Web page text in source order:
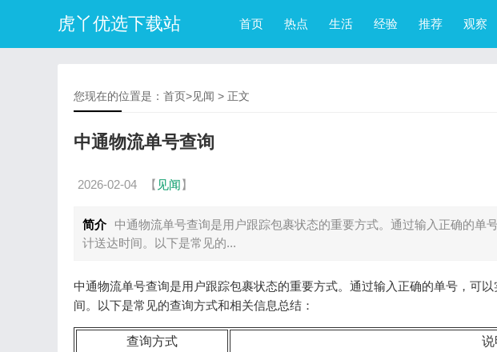
虎丫优选下载站 首页 热点 生活 经验 推荐 观察
您现在的位置是： 首页>见闻 > 正文
中通物流单号查询
2026-02-04 【 见闻】
简介
中通物流单号查询是用户跟踪包裹状态的重要方式。通过输入正确的单
计送达时间。以下是常见的...
中通物流单号查询是用户跟踪包裹状态的重要方式。通过输入正确的单号，可
间。以下是常见的查询方式和相关信息总结：
查询方式
说